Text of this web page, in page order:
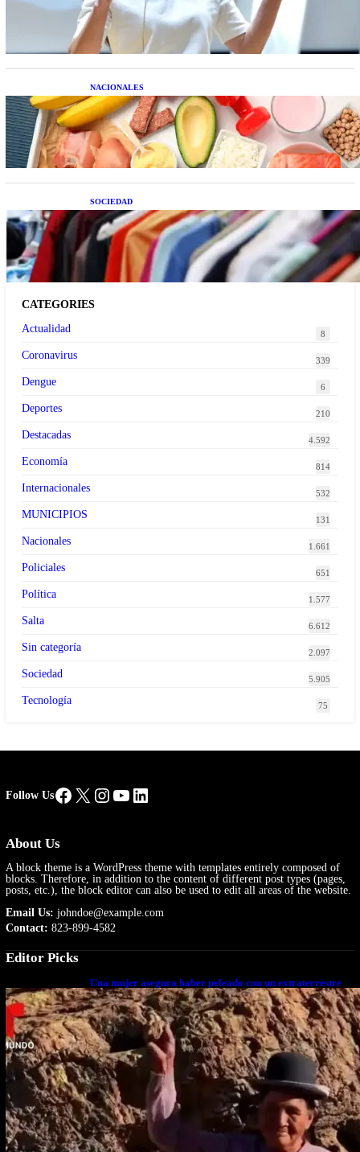
resolver el estrés financiero en Latinoamérica
NACIONALES
Nutrición inteligente: Cinco superalimentos de
temporada que deberías sumar a tu dieta este mes
SOCIEDAD
Las grandes marcas globales se suman a la
tendencia de la ropa de segunda mano premium
CATEGORIES
Actualidad
8
Coronavirus 339
Dengue 6
Deportes 210
Destacadas 4.592
Economía 814
Internacionales 532
MUNICIPIOS 131
Nacionales 1.661
Policiales 651
Política 1.577
Salta 6.612
Sin categoría 2.097
Sociedad 5.905
Tecnología 75
Follow UsFacebook
X Instagram
YouTube
LinkedIn
About Us
A block theme is a WordPress theme with templates entirely composed of
blocks. Therefore, in addition to the content of different post types (pages,
posts, etc.), the block editor can also be used to edit all areas of the website.
Email Us: johndoe@example.com
Contact: 823-899-4582
Editor Picks
Una mujer asegura haber peleado con un extraterrestre
cuerpo a cuerpo